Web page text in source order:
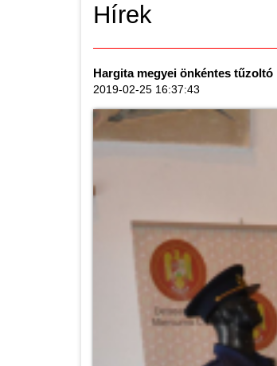
Hírek
Hargita megyei önkéntes
2019-02-25 16:37:43